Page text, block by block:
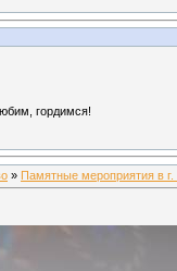
гордимся!
» Памятные мероприятия в